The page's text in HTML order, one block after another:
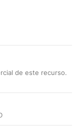
de este recurso.